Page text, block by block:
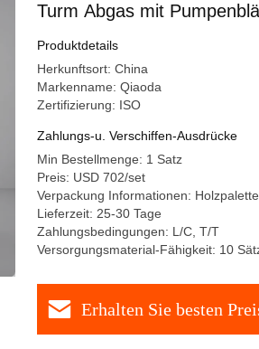
Turm Abgas mit
Produktdetails
Herkunftsort: China
Markenname: Qiaoda
Zertifizierung: ISO
Zahlungs-u. Verschiffen-Ausdrücke
Min Bestellmenge: 1 Satz
Preis: USD 702/set
Verpackung Informationen:
Lieferzeit: 25-30 Tage
Zahlungsbedingungen: L/C, T/T
Versorgungsmaterial-Fähigkeit: 10
Erhalten Sie besten